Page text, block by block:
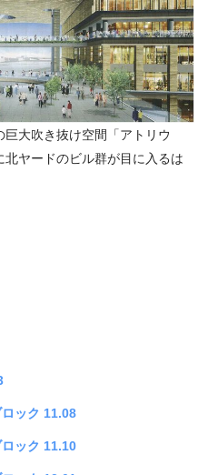
大吹き抜け空間「アトリウ
ヤードのビル群が目に入るは
ック 11.08
ック 11.10